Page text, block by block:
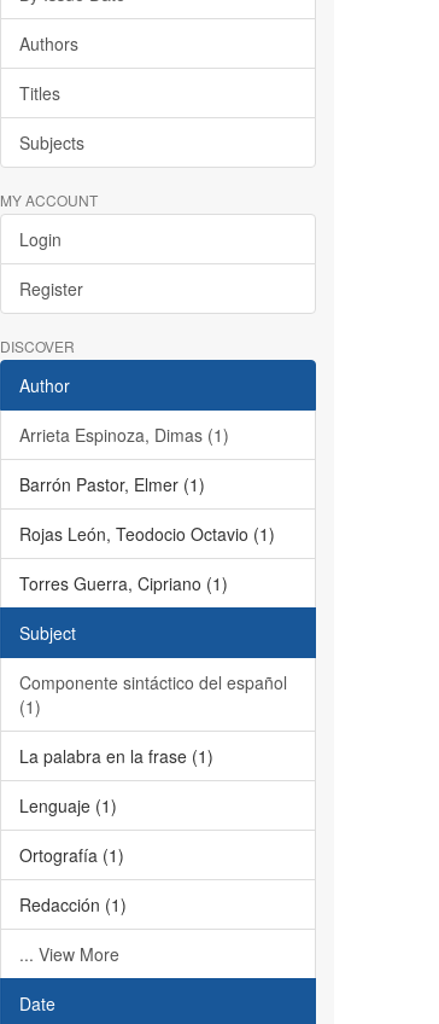
Authors
Titles
Subjects
MY ACCOUNT
Login
Register
DISCOVER
Author
Arrieta Espinoza, Dimas (1)
Barrón Pastor, Elmer (1)
Rojas León, Teodocio Octavio (1)
Torres Guerra, Cipriano (1)
Subject
Componente sintáctico del español
(1)
La palabra en la frase (1)
Lenguaje (1)
Ortografía (1)
Redacción (1)
... View More
Date